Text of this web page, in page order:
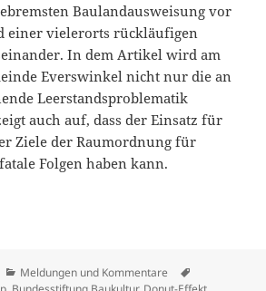
Baulandausweisung vor
einer vielerorts rückläufigen
In dem Artikel wird am
Everswinkel nicht nur die an
Leerstandsproblematik
auch auf, dass der Einsatz für
Ziele der Raumordnung für
Folgen haben kann.
im Grünen zerstört ganze
Kategorien
Meldungen und Kommentare